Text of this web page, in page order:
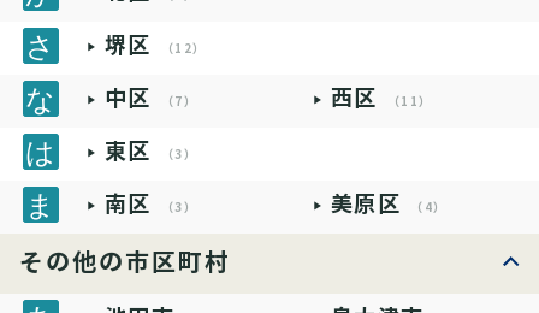
堺区 （12）
中区 （7） 西区 （11）
東区 （3）
南区 （3） 美原区 （4）
その他の市区町村